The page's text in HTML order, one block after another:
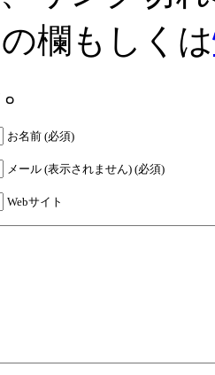
欄もしくは
お名前 (必須)
メール (表示されません) (必須)
Webサイト